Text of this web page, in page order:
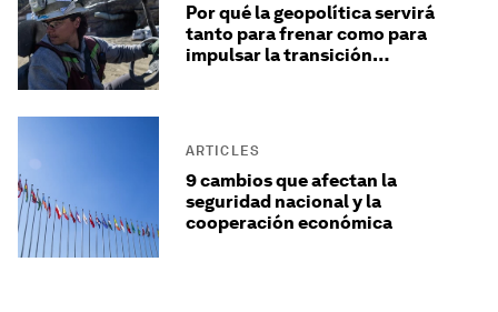
Por qué la geopolítica servirá
tanto para frenar como para
impulsar la transición
ARTICLES
9 cambios que afectan la
seguridad nacional y la
cooperación económica